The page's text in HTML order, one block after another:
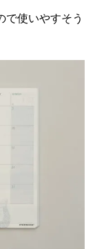
で使いやすそう